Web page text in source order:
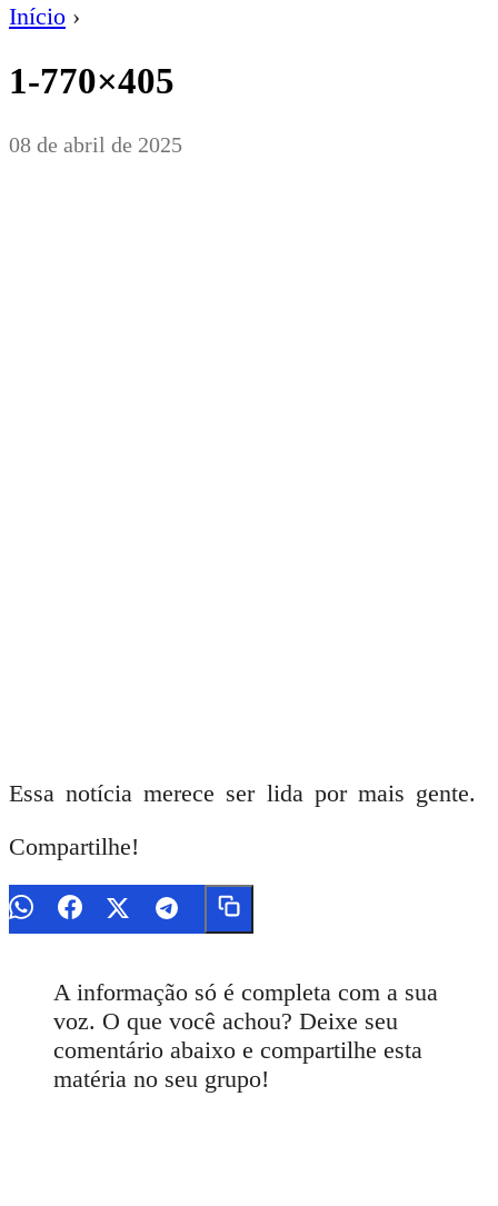
Início ›
1-770×405
08 de abril de 2025
Essa notícia merece ser lida por mais gente.
Compartilhe!
A informação só é completa com a sua
voz. O que você achou? Deixe seu
comentário abaixo e compartilhe esta
matéria no seu grupo!